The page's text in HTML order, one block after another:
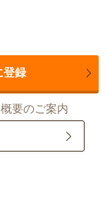
登録
要のご案内